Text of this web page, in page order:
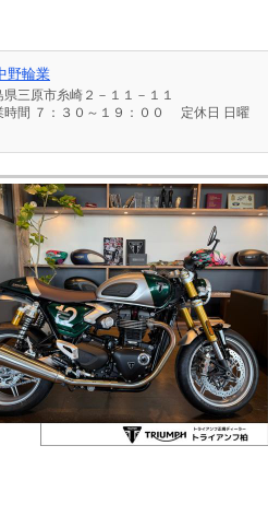
野輪業
県三原市糸崎２－１１－１１
時間 ７：３０～１９：００ 定休日 日曜